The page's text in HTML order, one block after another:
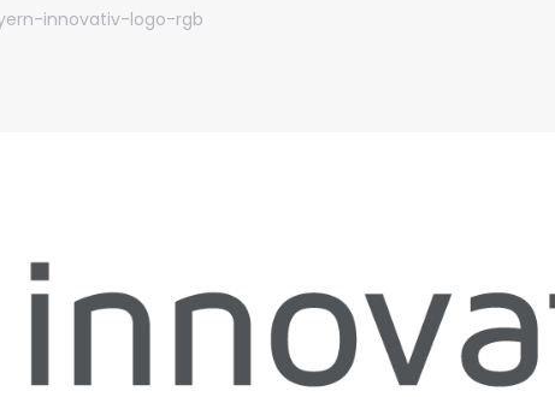
innovativ-logo-rgb